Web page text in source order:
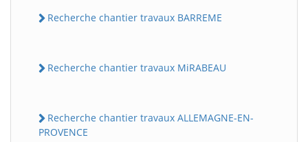
Recherche chantier travaux BARREME
Recherche chantier travaux MiRABEAU
Recherche chantier travaux ALLEMAGNE-EN-
PROVENCE